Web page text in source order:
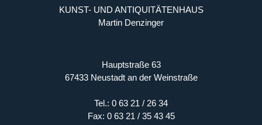
KUNST- UND ANTIQUITÄTENHAUS
Martin Denzinger
Hauptstraße 63
67433 Neustadt an der Weinstraße
Tel.: 0 63 21 / 26 34
Fax: 0 63 21 / 35 43 45